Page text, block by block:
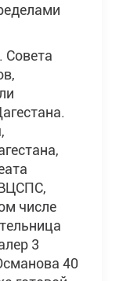
Совета
числе
3
40